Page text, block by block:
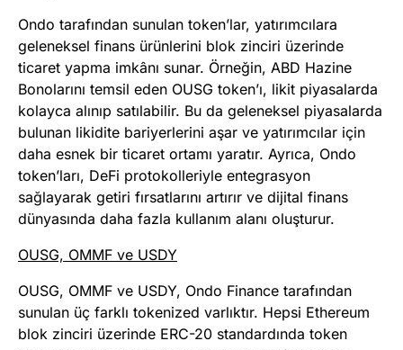
Ondo tarafından sunulan token’lar, yatırımcılara
geleneksel finans ürünlerini blok zinciri üzerinde
ticaret yapma imkânı sunar. Örneğin, ABD Hazine
Bonolarını temsil eden OUSG token’ı, likit piyasalarda
kolayca alınıp satılabilir. Bu da geleneksel piyasalarda
bulunan likidite bariyerlerini aşar ve yatırımcılar için
daha esnek bir ticaret ortamı yaratır. Ayrıca, Ondo
token’ları, DeFi protokolleriyle entegrasyon
sağlayarak getiri fırsatlarını artırır ve dijital finans
dünyasında daha fazla kullanım alanı oluşturur.
OUSG, OMMF ve USDY
OUSG, OMMF ve USDY, Ondo Finance tarafından
sunulan üç farklı tokenized varlıktır. Hepsi Ethereum
blok zinciri üzerinde ERC-20 standardında token